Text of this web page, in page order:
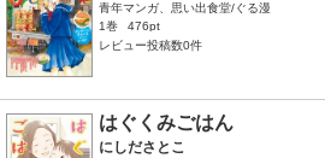
青年マンガ、思い出食堂/ぐる漫
1巻
476pt
レビュー投稿数0件
はぐくみごはん
にしださとこ